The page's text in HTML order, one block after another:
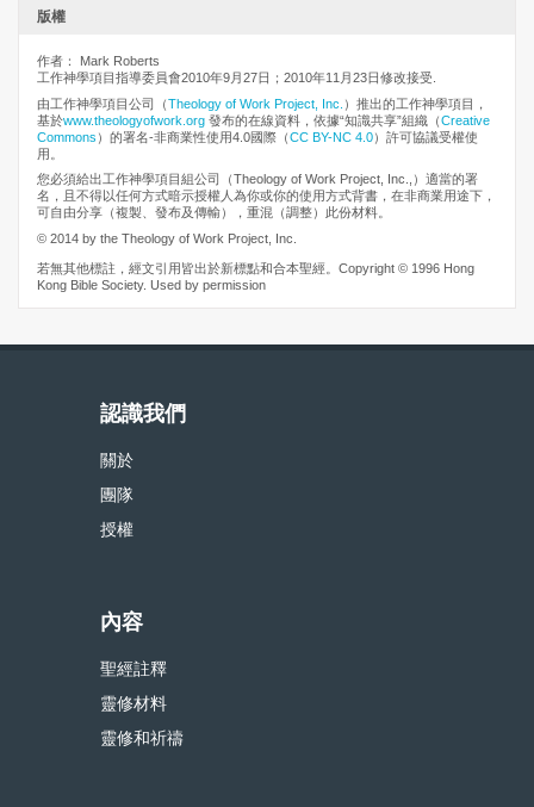
版權
作者： Mark Roberts
工作神學項目指導委員會2010年9月27日；2010年11月23日修改接受.
由工作神學項目公司（Theology of Work Project, Inc. ）推出的工作神學項目，
基於www.theologyofwork.org 發布的在線資料，依據“知識共享”組織（Creative
Commons ）的署名-非商業性使用4.0國際（CC BY-NC 4.0）許可協議受權使
用。
您必須給出工作神學項目組公司（Theology of Work Project, Inc.,）適當的署
名，且不得以任何方式暗示授權人為你或你的使用方式背書，在非商業用途下，
可自由分享（複製、發布及傳輸），重混（調整）此份材料。
© 2014 by the Theology of Work Project, Inc.
若無其他標註，經文引用皆出於新標點和合本聖經。Copyright © 1996 Hong
Kong Bible Society. Used by permission
認識我們
關於
團隊
授權
內容
聖經註釋
靈修材料
靈修和祈禱